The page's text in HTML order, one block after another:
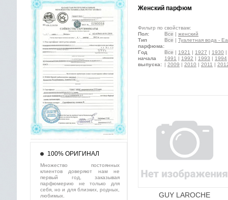
Женский парфюм
Фильтр по свойствам:
Пол:
Все | женский
Тип
парфюма:
Все | Туалетная вода -
Год
начала
выпуска:
Все | 1921 | 1927 | 1930 |
1991 | 1992 | 1993 | 1994
| 2009 | 2010 | 2011 |
GUY LAROCHE
100% ОРИГИНАЛ
Множество постоянных
клиентов доверяют нам не
первый год, заказывая
парфюмерию не только для
себя, но и для близких, родных,
любимых.